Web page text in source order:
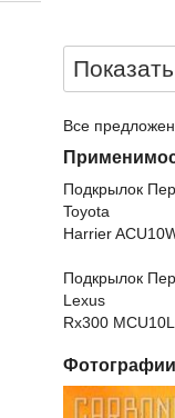
Все
Подкрылок
Toyota
Harrier
Подкрылок
Lexus
Rx300
Фотографии